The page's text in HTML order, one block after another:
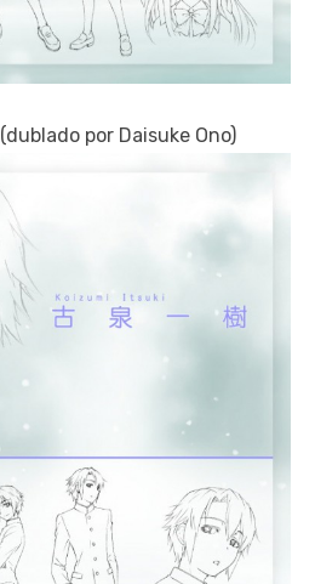
(dublado por Daisuke Ono)